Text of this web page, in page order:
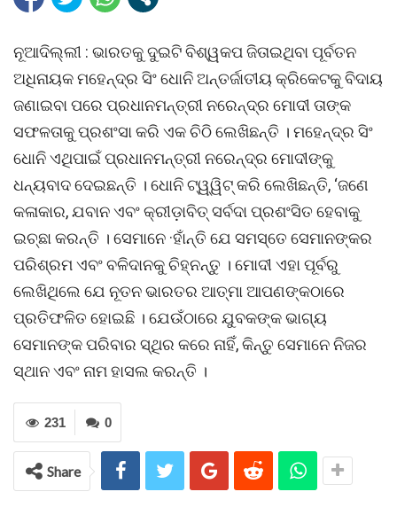
ନୂଆଦିଲ୍ଲୀ : ଭାରତକୁ ଦୁଇଟି ବିଶ୍ୱକପ ଜିତାଇଥିବା ପୂର୍ବତନ
ଅଧିନାୟକ ମହେନ୍ଦ୍ର ସିଂ ଧୋନି ଅନ୍ତର୍ଜାତୀୟ କ୍ରିକେଟକୁ ବିଦାୟ
ଜଣାଇବା ପରେ ପ୍ରଧାନମନ୍ତ୍ରୀ ନରେନ୍ଦ୍ର ମୋଦୀ ତାଙ୍କ
ସଫଳତାକୁ ପ୍ରଶଂସା କରି ଏକ ଚିଠି ଲେଖିଛନ୍ତି । ମହେନ୍ଦ୍ର ସିଂ
ଧୋନି ଏଥିପାଇଁ ପ୍ରଧାନମନ୍ତ୍ରୀ ନରେନ୍ଦ୍ର ମୋଦୀଙ୍କୁ
ଧନ୍ୟବାଦ ଦେଇଛନ୍ତି । ଧୋନି ଟ୍ୱ୍ୱିଟ୍ କରି ଲେଖିଛନ୍ତି, ‘ଜଣେ
କଳାକାର, ଯବାନ ଏବଂ କ୍ରୀଡ଼ାବିତ୍ ସର୍ବଦା ପ୍ରଶଂସିତ ହେବାକୁ
ଇଚ୍ଛା କରନ୍ତି । ସେମାନେ ·ହାଁନ୍ତି ଯେ ସମସ୍ତେ ସେମାନଙ୍କର
ପରିଶ୍ରମ ଏବଂ ବଳିଦାନକୁ ଚିହ୍ନନ୍ତୁ । ମୋଦୀ ଏହା ପୂର୍ବରୁ
ଲେଖିଥିଲେ ଯେ ନୂତନ ଭାରତର ଆତ୍ମା ଆପଣଙ୍କଠାରେ
ପ୍ରତିଫଳିତ ହୋଇଛି । ଯେଉଁଠାରେ ଯୁବକଙ୍କ ଭାଗ୍ୟ
ସେମାନଙ୍କ ପରିବାର ସ୍ଥିର କରେ ନାହିଁ, କିନ୍ତୁ ସେମାନେ ନିଜର
ସ୍ଥାନ ଏବଂ ନାମ ହାସଲ କରନ୍ତି ।
0
231
Share